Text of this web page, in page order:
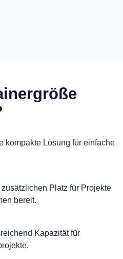
kompakte Lösung für einfache
Platz für Projekte
bereit.
Kapazität für